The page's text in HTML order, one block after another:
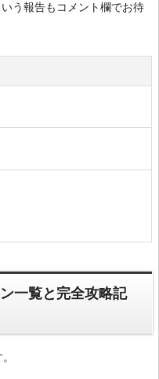
う報告もコメント欄でお待
一覧と完全攻略記